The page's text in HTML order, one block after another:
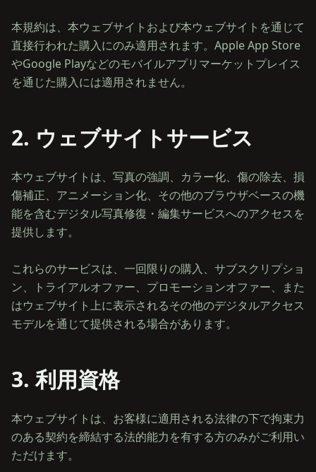
本規約は、本ウェブサイトおよび本ウェブサイトを通じて
直接行われた購入にのみ適用されます。Apple App Store
やGoogle Playなどのモバイルアプリマーケットプレイス
2. ウェブサイトサービス
本ウェブサイトは、写真の強調、カラー化、傷の除去、損
傷補正、アニメーション化、その他のブラウザベースの機
能を含むデジタル写真修復・編集サービスへのアクセスを
提供します。
これらのサービスは、一回限りの購入、サブスクリプショ
ン、トライアルオファー、プロモーションオファー、また
はウェブサイト上に表示されるその他のデジタルアクセス
3. 利用資格
本ウェブサイトは、お客様に適用される法律の下で拘束力
のある契約を締結する法的能力を有する方のみがご利用い
ただけます。